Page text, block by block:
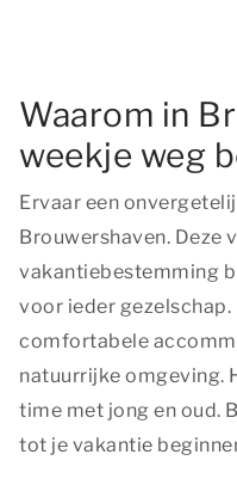
Waarom in
weekje weg
Ervaar een
Brouwershaven. Deze
vakantiebestemming
voor ieder gezelschap.
comfortabele
natuurrijke omgeving.
time met jong en oud.
tot je vakantie